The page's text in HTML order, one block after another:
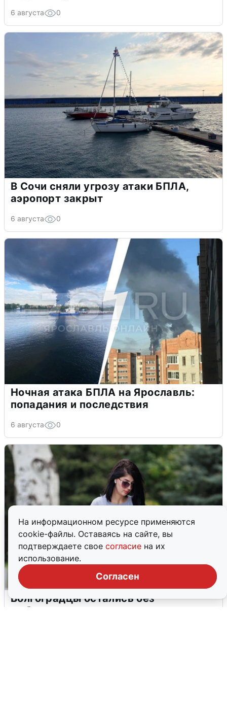
На информационном ресурсе применяются
cookie-файлы. Оставаясь на сайте, вы
подтверждаете свое согласие на их
использование.
Согласен
6 августа 0
В Сочи сняли угрозу атаки БПЛА,
аэропорт закрыт
6 августа 0
Ночная атака БПЛА на Ярославль:
попадания и последствия
6 августа 0
Волгоградцы остались без
мобильного интернета